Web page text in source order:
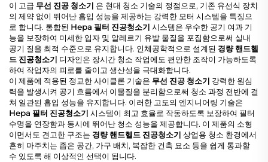
이 고급 무선 진공 청소기 은 현대 청소 기술의 정점으로, 기존 유선식 장치
의 제약 없이 뛰어난 흡입 성능을 제공하는 강력한 모터 시스템을 특징으
로 합니다. 통합된 Hepa 필터 진공청소기 시스템은 우수한 공기 여과 기
능을 보장하여 미세한 입자 및 알레르기 유발 물질을 포집함으로써 실내
공기 질을 최적 수준으로 유지합니다. 인체공학적으로 설계된 경량 핸드헬
드 진공청소기 디자인은 장시간 청소 작업에도 편안한 조작이 가능하도록
하여 작업자의 피로를 줄이고 생산성을 극대화합니다.
이 제품에 적용된 정교한 사이클론 기술은 무선 진공 청소기 강력한 원심
력을 발생시켜 공기 흐름에서 이물질을 분리함으로써 청소 과정 전반에 걸
쳐 일관된 흡입 성능을 유지합니다. 이러한 고도의 엔지니어링 기술은
Hepa 필터 진공청소기 시스템이 최고 효율로 작동하도록 보장하여 필터
수명을 연장함과 동시에 뛰어난 청소 성능을 제공합니다. 이 제품의 소형
이면서도 견고한 구조는 경량 핸드헬드 진공청소기 상업용 청소 환경에서
흔히 마주치는 좁은 공간, 가구 배치, 복잡한 건축 요소 등을 쉽게 통과할
수 있도록 해 이상적인 선택이 됩니다.